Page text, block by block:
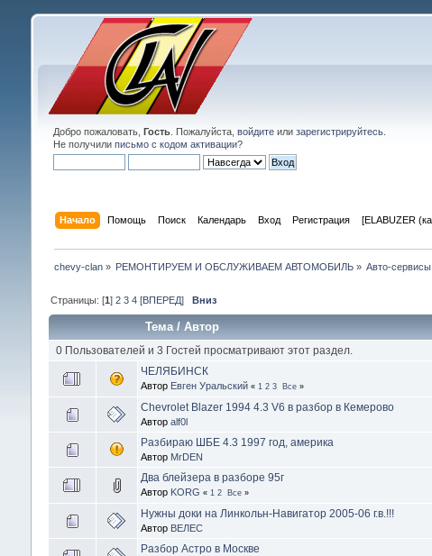
Добро пожаловать, Гость. Пожалуйста, войдитеили зарегистрируйтесь.
Не получили письмо с кодом активации?
Начало Помощь Поиск Календарь Вход Регистрация [ELABUZER
chevy-clan» РЕМОНТИРУЕМ И ОБСЛУЖИВАЕМ АВТОМОБИЛЬ » Авто-
Страницы: [1] 2 3 4 [ВПЕРЕД] Вниз
Тема/ Автор
0 Пользователей и 3 Гостей просматривают этот раздел.
ЧЕЛЯБИНСК
Автор Евген Уральский « 1 2 3 Все»
Chevrolet Blazer 1994 4.3 V6 в разбор в Кемерово
Автор alf0l
Разбираю ШБЕ 4.3 1997 год, америка
Автор MrDEN
Два блейзера в разборе 95г
Автор KORG « 1 2 Все»
Нужны доки на Линкольн-Навигатор 2005-06 г.в.!!!
Автор ВЕЛЕС
Разбор Астро в Москве